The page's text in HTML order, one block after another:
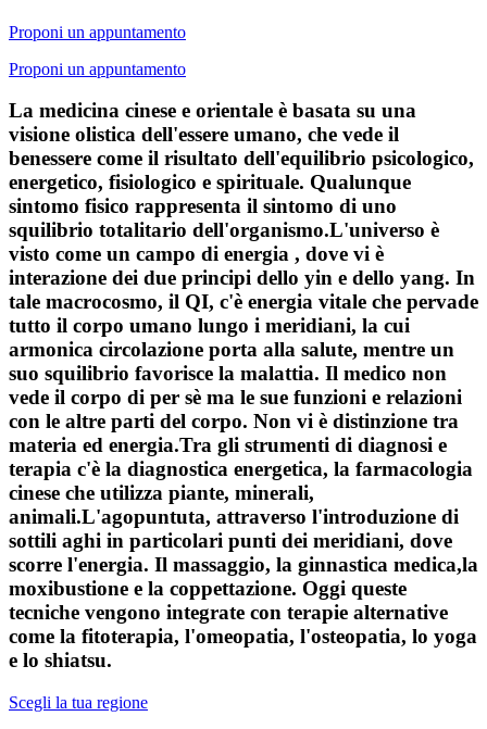
Proponi un appuntamento
Proponi un appuntamento
La medicina cinese e orientale è basata su una
visione olistica dell'essere umano, che vede il
benessere come il risultato dell'equilibrio psicologico,
energetico, fisiologico e spirituale. Qualunque
sintomo fisico rappresenta il sintomo di uno
squilibrio totalitario dell'organismo.L'universo è
visto come un campo di energia , dove vi è
interazione dei due principi dello yin e dello yang. In
tale macrocosmo, il QI, c'è energia vitale che pervade
tutto il corpo umano lungo i meridiani, la cui
armonica circolazione porta alla salute, mentre un
suo squilibrio favorisce la malattia. Il medico non
vede il corpo di per sè ma le sue funzioni e relazioni
con le altre parti del corpo. Non vi è distinzione tra
materia ed energia.Tra gli strumenti di diagnosi e
terapia c'è la diagnostica energetica, la farmacologia
cinese che utilizza piante, minerali,
animali.L'agopuntuta, attraverso l'introduzione di
sottili aghi in particolari punti dei meridiani, dove
scorre l'energia. Il massaggio, la ginnastica medica,la
moxibustione e la coppettazione. Oggi queste
tecniche vengono integrate con terapie alternative
come la fitoterapia, l'omeopatia, l'osteopatia, lo yoga
e lo shiatsu.
Scegli la tua regione